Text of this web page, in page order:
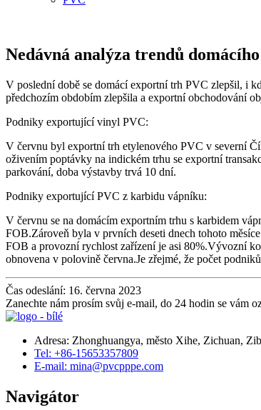
Nedávná analýza trendů
V poslední době se domácí exportní trh PVC zlepšil, i
předchozím obdobím zlepšila a exportní obchodování
Podniky exportující vinyl PVC:
V červnu byl exportní trh etylenového PVC v severní
oživením poptávky na indickém trhu se exportní
parkování, doba výstavby trvá 10 dní.
Podniky exportující PVC z karbidu vápníku:
V červnu se na domácím exportním trhu s karbidem
FOB.Zároveň byla v prvních deseti dnech tohoto
FOB a provozní rychlost zařízení je asi 80%.Vývozní
obnovena v polovině června.Je zřejmé, že počet
Čas odeslání: 16. června 2023
Zanechte nám prosím svůj e-mail, do 24 hodin se vám
Adresa: Zhonghuangya, město Xihe, Zichuan,
Tel: +86-15653357809
E-mail: mina@pvcpppe.com
Navigátor